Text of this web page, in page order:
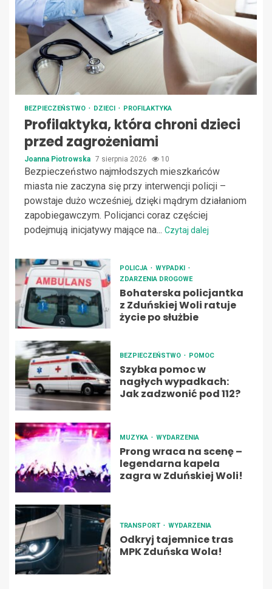
BEZPIECZEŃSTWO DZIECI PROFILAKTYKA
Profilaktyka, która chroni dzieci
przed zagrożeniami
Joanna Piotrowska 7 sierpnia 2026 10
Bezpieczeństwo najmłodszych mieszkańców
miasta nie zaczyna się przy interwencji policji –
powstaje dużo wcześniej, dzięki mądrym działaniom
zapobiegawczym. Policjanci coraz częściej
podejmują inicjatywy mające na... Czytaj dalej
POLICJA
WYPADKI
ZDARZENIA DROGOWE
Bohaterska policjantka
z Zduńskiej Woli ratuje
życie po służbie
BEZPIECZEŃSTWO POMOC
Szybka pomoc w
nagłych wypadkach:
Jak zadzwonić pod 112?
MUZYKA WYDARZENIA
Prong wraca na scenę –
legendarna kapela
zagra w Zduńskiej Woli!
TRANSPORT WYDARZENIA
Odkryj tajemnice tras
MPK Zduńska Wola!